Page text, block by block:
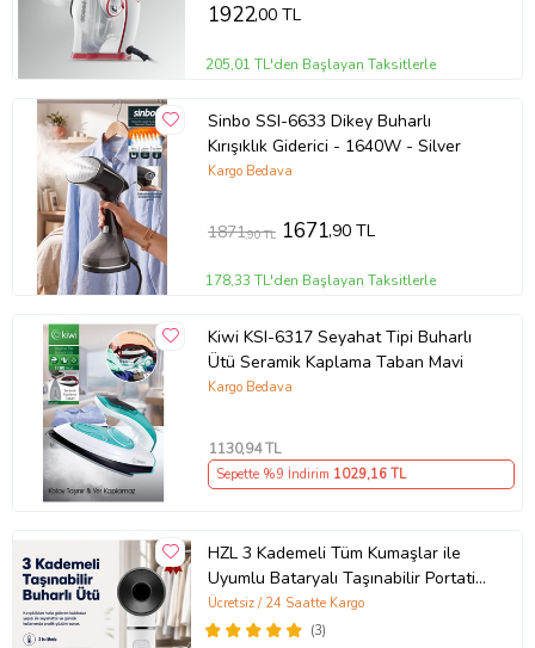
1922,00 TL
205,01 TL'den Başlayan Taksitlerle
Sinbo SSI-6633 Dikey Buharlı
Kırışıklık Giderici - 1640W - Silver
Kargo Bedava
1871,90 TL 1671,90 TL
178,33 TL'den Başlayan Taksitlerle
Kiwi KSI-6317 Seyahat Tipi Buharlı
Ütü Seramik Kaplama Taban Mavi
Kargo Bedava
1130,94 TL
Sepette %9 İndirim 1029,16 TL
HZL 3 Kademeli Tüm Kumaşlar ile
Uyumlu Bataryalı Taşınabilir Portatif
Wireless Kablosuz Kırışık Gidericili
Seyahat Ütü / Tüy Toplayıcı
(3)
Ücretsiz / 24 Saatte Kargo